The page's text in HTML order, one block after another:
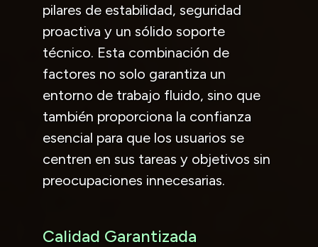
pilares de estabilidad, seguridad
proactiva y un sólido soporte
técnico. Esta combinación de
factores no solo garantiza un
entorno de trabajo fluido, sino que
también proporciona la confianza
esencial para que los usuarios se
centren en sus tareas y objetivos sin
preocupaciones innecesarias.
Calidad Garantizada